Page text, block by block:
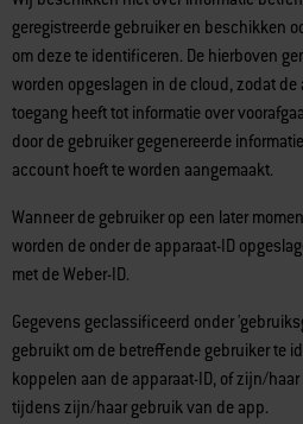
geregistreerde gebruiker en beschikken
om deze te identificeren. De hierboven
worden opgeslagen in de cloud, zodat
toegang heeft tot informatie over
door de gebruiker gegenereerde
account hoeft te worden aangemaakt.
Wanneer de gebruiker op een later
worden de onder de apparaat-ID
met de Weber-ID.
Gegevens geclassificeerd onder
gebruikt om de betreffende gebruiker te
koppelen aan de apparaat-ID, of zijn/
tijdens zijn/haar gebruik van de app.